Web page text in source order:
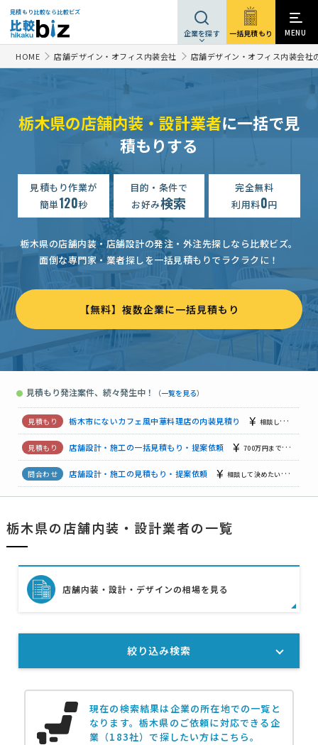
見積もり比較なら比較ビズ
企業を探す 一括見積もり MENU
HOME 店舗デザイン・オフィス内装会社 店舗デザイン・オフィス内装会社
栃木県の店舗内装・設計業者に一括で見
積もりする
見積もり作業が
簡単120秒
目的・条件で
お好み検索
完全無料
利用料0円
栃木県の店舗内装・店舗設計の発注・外注先探しなら比較ビズ。
面倒な専門家・業者探しを一括見積もりでラクラクに！
【無料】複数企業に一括見積もり
● 見積もり発注案件、続々発生中！ （一覧を見る）
【予算500万まで、レストランダイニングバー、独立開業します】店舗設計・施工の見 …
栃木市にないカフェ風中華料理店の内装見積り
店舗設計・施工の一括見積もり・提案依頼 700万円まで
店舗設計・施工の見積もり・提案依頼 相談して決めたい
【栃木県内で5つのテナント】店舗内装工事依頼 予算上限なし
店舗設計・施工の見積もり・提案依頼 300万円まで
店舗設計・施工の見積もり・提案依頼 500万円まで 栃木県
【500万まで】約30坪居酒屋店舗のデザイン内装
歯科クリニックの内装施工に関する見積り依頼 予算上限なし
店内（カウンター周り）厨房設計 予算上限なし 栃木県
【予算500万まで、レストランダイニングバー、独立開業します】店舗設計・施工の見 …
栃木市にないカフェ風中華料理店の内装見積り 相談して決めたい
店舗設計・施工の一括見積もり・提案依頼 700万円まで
店舗設計・施工の見積もり・提案依頼 相談して決めたい
【栃木県内で5つのテナント】店舗内装工事依頼
店舗設計・施工の見積もり・提案依頼 300万円まで
栃木県の店舗内装・設計業者の一覧
現在の検索結果は企業の所在地での一覧と
なります。栃木県のご依頼に対応できる企
業（183社）で探したい方はこちら。
店舗内装・設計・デザインの相場を見る
絞り込み検索